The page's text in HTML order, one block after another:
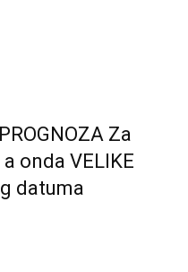
Za
onda VELIKE
datuma